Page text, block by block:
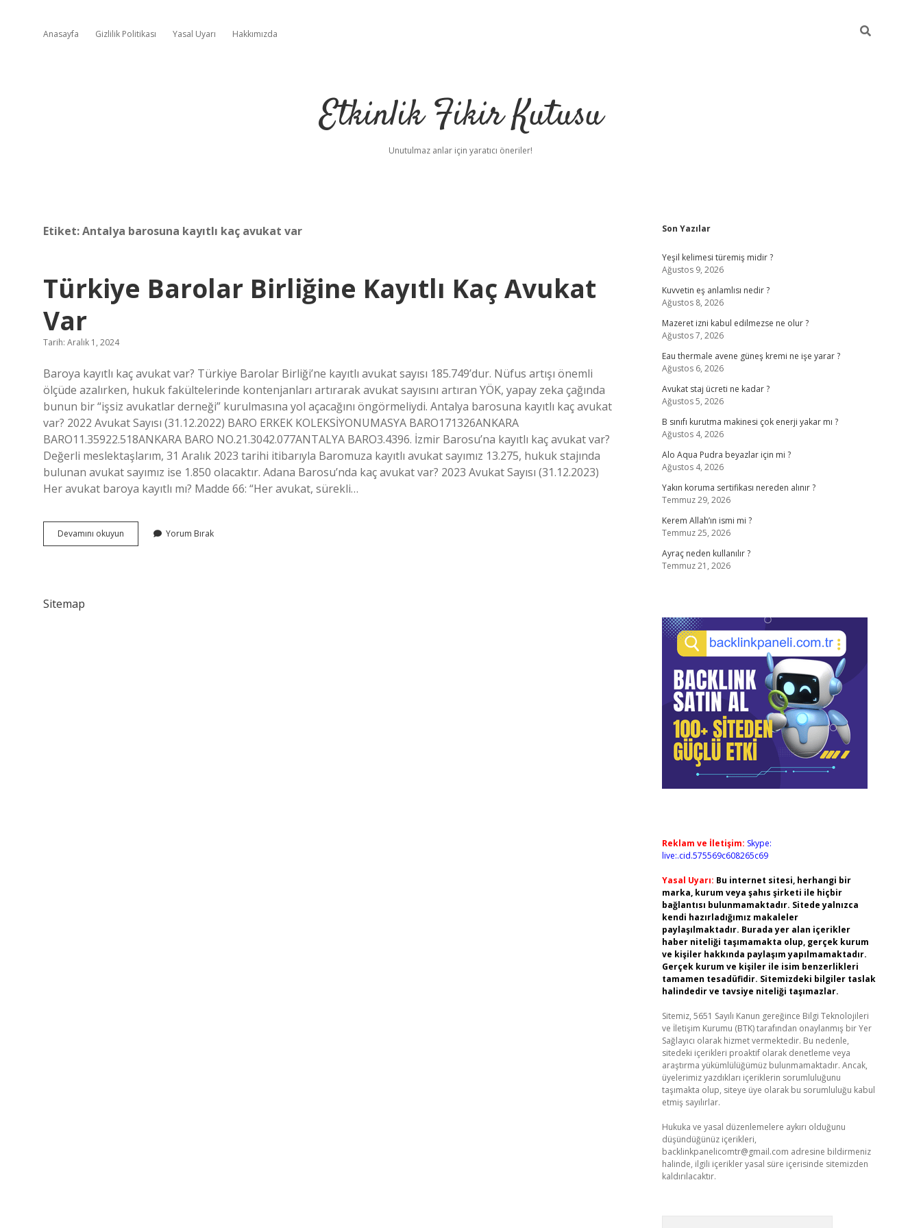
Anasayfa Gizlilik Politikası Yasal Uyarı Hakkımızda
Etkinlik Fikir Kutusu
Unutulmaz anlar için yaratıcı öneriler!
Etiket:Antalya barosuna kayıtlı kaç avukat var
Türkiye Barolar Birliğine Kayıtlı Kaç Avukat
Var
Tarih: Aralık 1, 2024
Baroya kayıtlı kaç avukat var? Türkiye Barolar Birliği’ne kayıtlı avukat sayısı 185.749’dur. Nüfus artışı önemli
ölçüde azalırken, hukuk fakültelerinde kontenjanları artırarak avukat sayısını artıran YÖK, yapay zeka çağında
bunun bir “işsiz avukatlar derneği” kurulmasına yol açacağını öngörmeliydi. Antalya barosuna kayıtlı kaç avukat
var? 2022 Avukat Sayısı (31.12.2022) BARO ERKEK KOLEKSİYONUMASYA BARO171326ANKARA
BARO11.35922.518ANKARA BARO NO.21.3042.077ANTALYA BARO3.4396. İzmir Barosu’na kayıtlı kaç avukat var?
Değerli meslektaşlarım, 31 Aralık 2023 tarihi itibarıyla Baromuza kayıtlı avukat sayımız 13.275, hukuk stajında ​​
bulunan avukat sayımız ise 1.850 olacaktır. Adana Barosu’nda kaç avukat var? 2023 Avukat Sayısı (31.12.2023)
Her avukat baroya kayıtlı mı? Madde 66: “Her avukat, sürekli…
Devamını okuyun
Barolar
Yorum Bırak
Sitemap
Sidebar
Son Yazılar
Yeşil kelimesi türemiş midir ?
Ağustos 9, 2026
Kuvvetin eş anlamlısı nedir ?
Ağustos 8, 2026
Mazeret izni kabul edilmezse ne olur ?
Ağustos 7, 2026
Eau thermale avene güneş kremi ne işe yarar ?
Ağustos 6, 2026
Avukat staj ücreti ne kadar ?
Ağustos 5, 2026
B sınıfı kurutma makinesi çok enerji yakar mı ?
Ağustos 4, 2026
Alo Aqua Pudra beyazlar için mi ?
Ağustos 4, 2026
Yakın koruma sertifikası nereden alınır ?
Temmuz 29, 2026
Kerem Allah’ın ismi mi ?
Temmuz 25, 2026
Ayraç neden kullanılır ?
Temmuz 21, 2026
Reklam ve İletişim: Skype:
live:.cid.575569c608265c69
Yasal Uyarı: Bu internet sitesi, herhangi bir
marka, kurum veya şahıs şirketi ile hiçbir
bağlantısı bulunmamaktadır. Sitede yalnızca
kendi hazırladığımız makaleler
paylaşılmaktadır. Burada yer alan içerikler
haber niteliği taşımamakta olup, gerçek kurum
ve kişiler hakkında paylaşım yapılmamaktadır.
Gerçek kurum ve kişiler ile isim benzerlikleri
tamamen tesadüfidir. Sitemizdeki bilgiler taslak
halindedir ve tavsiye niteliği taşımazlar.
Sitemiz, 5651 Sayılı Kanun gereğince Bilgi Teknolojileri
ve İletişim Kurumu (BTK) tarafından onaylanmış bir Yer
Sağlayıcı olarak hizmet vermektedir. Bu nedenle,
sitedeki içerikleri proaktif olarak denetleme veya
araştırma yükümlülüğümüz bulunmamaktadır. Ancak,
üyelerimiz yazdıkları içeriklerin sorumluluğunu
taşımakta olup, siteye üye olarak bu sorumluluğu kabul
etmiş sayılırlar.
Hukuka ve yasal düzenlemelere aykırı olduğunu
düşündüğünüz içerikleri,
backlinkpanelicomtr@gmail.com adresine bildirmeniz
halinde, ilgili içerikler yasal süre içerisinde sitemizden
kaldırılacaktır.